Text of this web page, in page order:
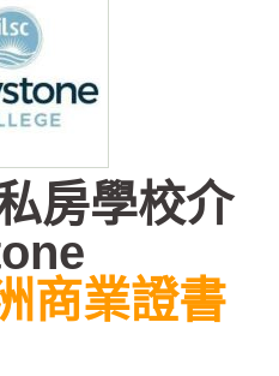
房學校介
商業證書